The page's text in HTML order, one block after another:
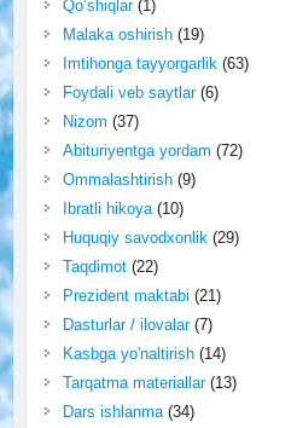
Qo‘shiqlar(1)
Malaka oshirish(19)
Imtihonga tayyorgarlik(63)
Foydali veb saytlar(6)
Nizom (37)
Abituriyentga yordam (72)
Ommalashtirish(9)
Ibratli hikoya(10)
Huquqiy savodxonlik(29)
Taqdimot(22)
Prezident maktabi (21)
Dasturlar / ilovalar(7)
Kasbga yo'naltirish(14)
Tarqatma materiallar(13)
Dars ishlanma(34)